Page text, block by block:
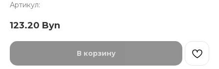
Артикул:
123.20 Byn
В корзину